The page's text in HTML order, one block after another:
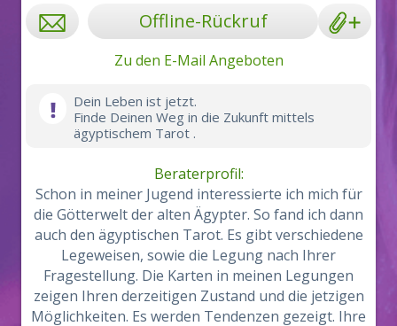
Offline-Rückruf
Zu den E-Mail Angeboten
Dein Leben ist jetzt.
Finde Deinen Weg in die Zukunft mittels
ägyptischem Tarot .
Beraterprofil:
Schon in meiner Jugend interessierte ich mich für
die Götterwelt der alten Ägypter. So fand ich dann
auch den ägyptischen Tarot. Es gibt verschiedene
Legeweisen, sowie die Legung nach Ihrer
Fragestellung. Die Karten in meinen Legungen
zeigen Ihren derzeitigen Zustand und die jetzigen
Möglichkeiten. Es werden Tendenzen gezeigt. Ihre